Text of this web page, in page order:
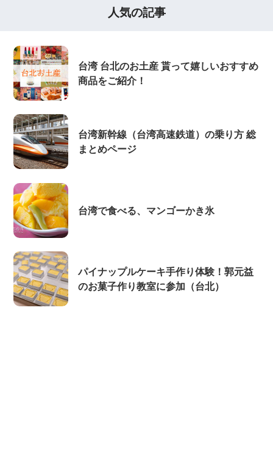
人気の記事
台湾 台北のお土産 貰って嬉しいおすすめ
商品をご紹介！
台湾新幹線（台湾高速鉄道）の乗り方 総
まとめページ
台湾で食べる、マンゴーかき氷
パイナップルケーキ手作り体験！郭元益
のお菓子作り教室に参加（台北）